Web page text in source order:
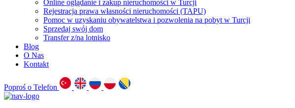
Online oglądanie i zakup nieruchomości w Turcji
Rejestracja prawa własności nieruchomości (TAPU)
Pomoc w uzyskaniu obywatelstwa i pozwolenia na pobyt w Turcji
Sprzedaj swój dom
Transfer z/na lotnisko
Blog
O Nas
Kontakt
Poproś o Telefon